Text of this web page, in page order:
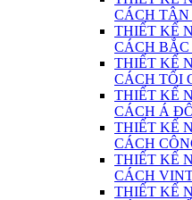
CÁCH TÂN
THIẾT KẾ
CÁCH BẮC
THIẾT KẾ
CÁCH TỐI
THIẾT KẾ
CÁCH Á
THIẾT KẾ
CÁCH
THIẾT KẾ
CÁCH
THIẾT KẾ